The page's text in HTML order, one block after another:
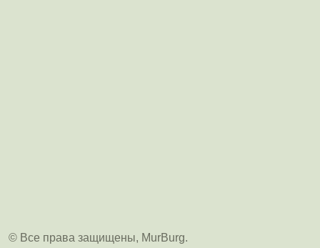
© Все права защищены, MurBurg.